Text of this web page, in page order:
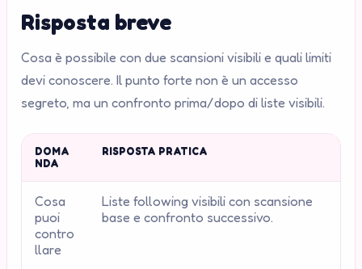
Risposta breve
Cosa è possibile con due scansioni visibili e quali limiti
devi conoscere. Il punto forte non è un accesso
segreto, ma un confronto prima/dopo di liste visibili.
DOMA
NDA
RISPOSTA PRATICA
Cosa
puoi
contro
llare
Liste following visibili con scansione
base e confronto successivo.